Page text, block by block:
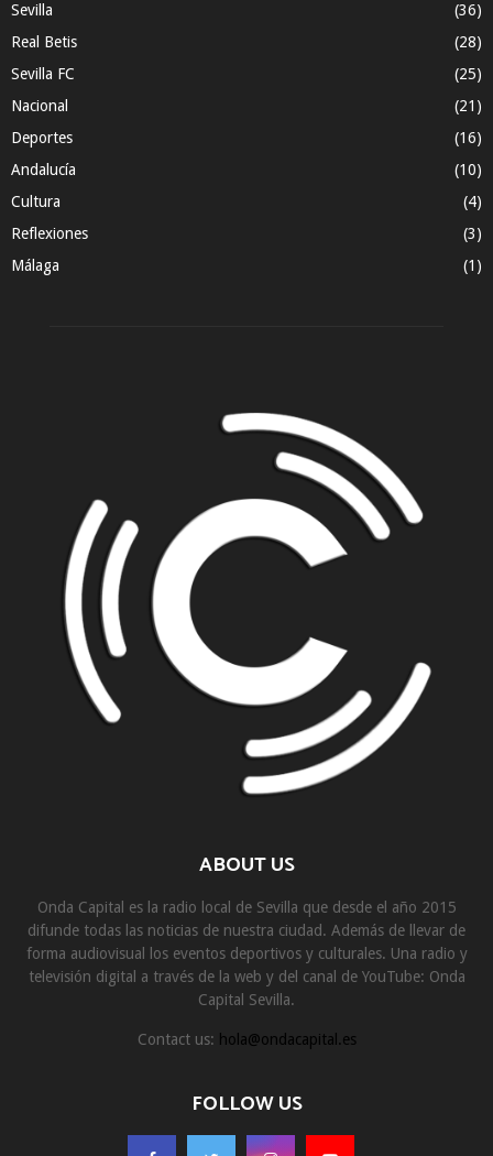
Sevilla
(36)
Real Betis
(28)
Sevilla FC
(25)
Nacional
(21)
Deportes
(16)
Andalucía
(10)
Cultura
(4)
Reflexiones
(3)
Málaga
(1)
ABOUT US
Onda Capital es la radio local de Sevilla que desde el año 2015
difunde todas las noticias de nuestra ciudad. Además de llevar de
forma audiovisual los eventos deportivos y culturales. Una radio y
televisión digital a través de la web y del canal de YouTube: Onda
Capital Sevilla.
Contact us: hola@ondacapital.es
FOLLOW US